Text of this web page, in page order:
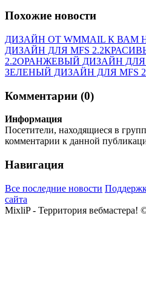
Похожие новости
ДИЗАЙН ОТ WMMAIL К ВАМ
ДИЗАЙН ДЛЯ MFS 2.2
2.2ОРАНЖЕВЫЙ ДИЗАЙН ДЛЯ
ЗЕЛЕНЫЙ ДИЗАЙН ДЛЯ MFS
Комментарии (0)
Информация
Посетители, находящиеся в
комментарии к данной
Навигация
Все последние новости
сайта
MixliP - Территория вебмастера!